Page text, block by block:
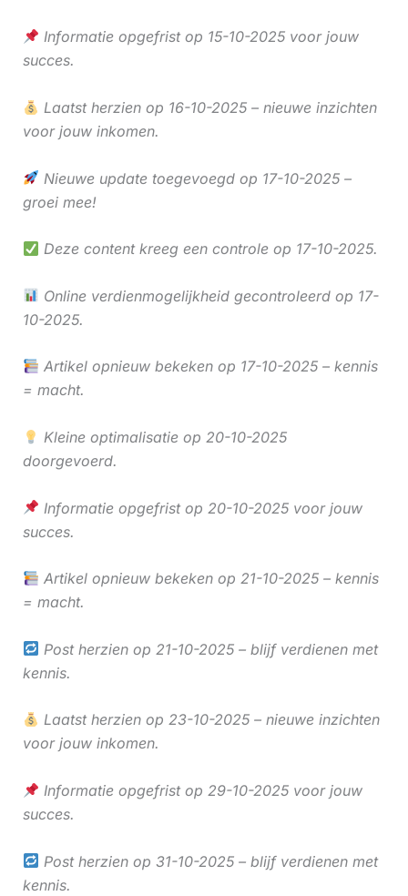
Informatie opgefrist op 15-10-2025 voor jouw
succes.
Laatst herzien op 16-10-2025 – nieuwe inzichten
voor jouw inkomen.
Nieuwe update toegevoegd op 17-10-2025 –
groei mee!
Deze content kreeg een controle op 17-10-2025.
Online verdienmogelijkheid gecontroleerd op 17-
10-2025.
Artikel opnieuw bekeken op 17-10-2025 – kennis
= macht.
Kleine optimalisatie op 20-10-2025
doorgevoerd.
Informatie opgefrist op 20-10-2025 voor jouw
succes.
Artikel opnieuw bekeken op 21-10-2025 – kennis
= macht.
Post herzien op 21-10-2025 – blijf verdienen met
kennis.
Laatst herzien op 23-10-2025 – nieuwe inzichten
voor jouw inkomen.
Informatie opgefrist op 29-10-2025 voor jouw
succes.
Post herzien op 31-10-2025 – blijf verdienen met
kennis.